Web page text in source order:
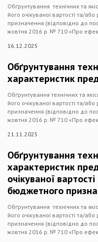
Обґрунтування технічних та
його очікуваної вартості та/
призначення (відповідно до
жовтня 2016 р. № 710 «Про
16.12.2025
Обґрунтування
характеристик
Обґрунтування технічних та
його очікуваної вартості та/
призначення (відповідно до
жовтня 2016 р. № 710 «Про
21.11.2025
Обґрунтування
характеристик
очікуваної
бюджетного
Обґрунтування технічних та
його очікуваної вартості та/
призначення (відповідно до
жовтня 2016 р. № 710 «Про